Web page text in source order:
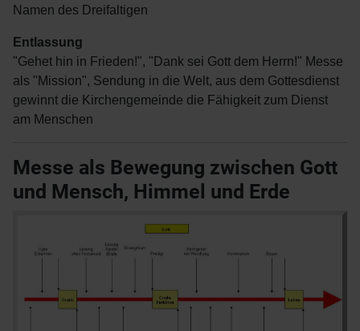
Namen des Dreifaltigen
Entlassung
"Gehet hin in Frieden!", "Dank sei Gott dem Herrn!" Messe
als "Mission", Sendung in die Welt, aus dem Gottesdienst
gewinnt die Kirchengemeinde die Fähigkeit zum Dienst
am Menschen
Messe als Bewegung zwischen Gott
und Mensch, Himmel und Erde